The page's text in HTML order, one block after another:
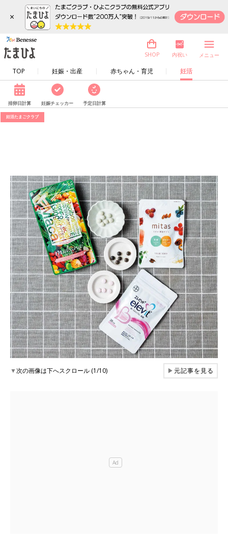
×
TOP 妊娠・出産 赤ちゃん・育児 妊活
SHOP 内祝い メニュー
排卵日計算 妊娠チェッカー 予定日計算
妊活たまごクラブ
▼次の画像は下へスクロール (1/10) ▶元記事を見る